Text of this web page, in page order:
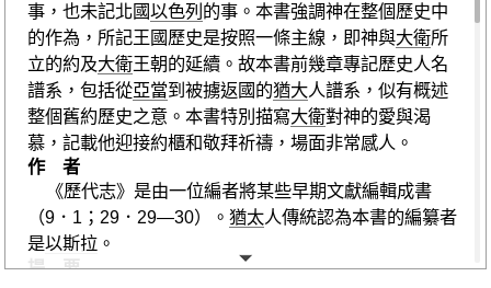
事，也未記北國以色列 的事。本書強調神在整個歷史中
的作為，所記王國歷史是按照一條主線，即神與大衛所
立的約及大衛王朝的延續。故本書前幾章專記歷史人名
譜系，包括從亞當到被擄返國的猶大人譜系，似有概述
整個舊約歷史之意。本書特別描寫大衛對神的愛與渴
慕，記載他迎接約櫃和敬拜祈禱，場面非常感人。
作 者
《歷代志》 是由一位編者將某些早期文獻編輯成書
（9．1 ； 29．29—30）。猶太人傳統認為本書的編纂者
是以斯拉 。
提 要